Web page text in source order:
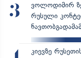
3
ვოლოდიმირ
რუსული
კიევზე